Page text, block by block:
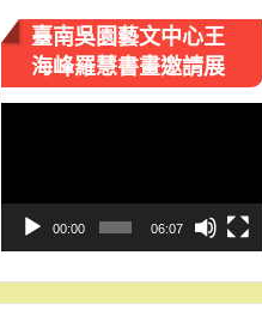
臺南吳園藝文中心王
海峰羅慧書畫邀請展
00:00 06:07